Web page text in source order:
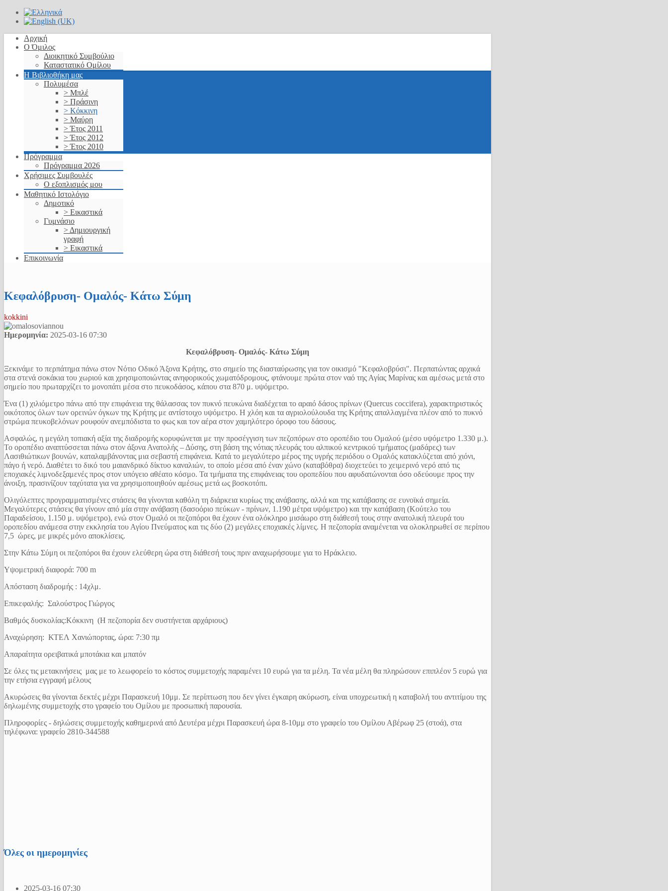
Αρχική
Ο Όμιλος
Διοικητικό Συμβούλιο
Καταστατικό Ομίλου
Η Βιβλιοθήκη μας
Πολυμέσα
> Μπλέ
> Πράσινη
> Κόκκινη
> Μαύρη
> Έτος 2011
> Έτος 2012
> Έτος 2010
Πρόγραμμα
Πρόγραμμα 2026
Χρήσιμες Συμβουλές
Ο εξοπλισμός μου
Μαθητικό Ιστολόγιο
Δημοτικό
> Εικαστικά
Γυμνάσιο
> Δημιουργική
γραφή
> Εικαστικά
Επικοινωνία
Κεφαλόβρυση- Ομαλός- Κάτω Σύμη
kokkini
Ημερομηνία: 2025-03-16 07:30
Κεφαλόβρυση- Ομαλός- Κάτω Σύμη
Ξεκινάμε το περπάτημα πάνω στον Νότιο Οδικό Άξονα Κρήτης, στο σημείο της διασταύρωσης για τον οικισμό "Κεφαλοβρύσι". Περπατώντας αρχικά
στα στενά σοκάκια του χωριού και χρησιμοποιώντας ανηφορικούς χωματόδρομους, φτάνουμε πρώτα στον ναό της Αγίας Μαρίνας και αμέσως μετά στο
σημείο που πρωταρχίζει το μονοπάτι μέσα στο πευκοδάσος, κάπου στα 870 μ. υψόμετρο.
Ένα (1) χιλιόμετρο πάνω από την επιφάνεια της θάλασσας τον πυκνό πευκώνα διαδέχεται το αραιό δάσος πρίνων (Quercus coccifera), χαρακτηριστικός
οικότοπος όλων των ορεινών όγκων της Κρήτης με αντίστοιχο υψόμετρο. Η χλόη και τα αγριολούλουδα της Κρήτης απαλλαγμένα πλέον από το πυκνό
στρώμα πευκοβελόνων ρουφούν ανεμπόδιστα το φως και τον αέρα στον χαμηλότερο όροφο του δάσους.
Ασφαλώς, η μεγάλη τοπιακή αξία της διαδρομής κορυφώνεται με την προσέγγιση των πεζοπόρων στο οροπέδιο του Ομαλού (μέσο υψόμετρο 1.330 μ.).
Το οροπέδιο αναπτύσσεται πάνω στον άξονα Ανατολής – Δύσης, στη βάση της νότιας πλευράς του αλπικού κεντρικού τμήματος (μαδάρες) των
Λασιθιώτικων βουνών, καταλαμβάνοντας μια σεβαστή επιφάνεια. Κατά το μεγαλύτερο μέρος της υγρής περιόδου ο Ομαλός κατακλύζεται από χιόνι,
πάγο ή νερό. Διαθέτει το δικό του μαιανδρικό δίκτυο καναλιών, το οποίο μέσα από έναν χώνο (καταβόθρα) διοχετεύει το χειμερινό νερό από τις
εποχιακές λιμνοδεξαμενές προς στον υπόγειο αθέατο κόσμο. Τα τμήματα της επιφάνειας του οροπεδίου που αφυδατώνονται όσο οδεύουμε προς την
άνοιξη, πρασινίζουν ταχύτατα για να χρησιμοποιηθούν αμέσως μετά ως βοσκοτόπι.
Ολιγόλεπτες προγραμματισμένες στάσεις θα γίνονται καθόλη τη διάρκεια κυρίως της ανάβασης, αλλά και της κατάβασης σε ευνοϊκά σημεία.
Μεγαλύτερες στάσεις θα γίνουν από μία στην ανάβαση (δασοόριο πεύκων - πρίνων, 1.190 μέτρα υψόμετρο) και την κατάβαση (Κούτελο του
Παραδείσου, 1.150 μ. υψόμετρο), ενώ στον Ομαλό οι πεζοπόροι θα έχουν ένα ολόκληρο μισάωρο στη διάθεσή τους στην ανατολική πλευρά του
οροπεδίου ανάμεσα στην εκκλησία του Αγίου Πνεύματος και τις δύο (2) μεγάλες εποχιακές λίμνες. Η πεζοπορία αναμένεται να ολοκληρωθεί σε περίπου
7,5 ώρες, με μικρές μόνο αποκλίσεις.
Στην Κάτω Σύμη οι πεζοπόροι θα έχουν ελεύθερη ώρα στη διάθεσή τους πριν αναχωρήσουμε για το Ηράκλειο.
Υψομετρική διαφορά: 700 m
Απόσταση διαδρομής : 14χλμ.
Επικεφαλής: Σαλούστρος Γιώργος
Βαθμός δυσκολίας:Κόκκινη (Η πεζοπορία δεν συστήνεται αρχάριους)
Αναχώρηση: ΚΤΕΛ Χανιώπορτας, ώρα: 7:30 πμ
Απαραίτητα ορειβατικά μποτάκια και μπατόν
Σε όλες τις μετακινήσεις μας με το λεωφορείο το κόστος συμμετοχής παραμένει 10 ευρώ για τα μέλη. Τα νέα μέλη θα πληρώσουν επιπλέον 5 ευρώ για
την ετήσια εγγραφή μέλους
Ακυρώσεις θα γίνονται δεκτές μέχρι Παρασκευή 10μμ. Σε περίπτωση που δεν γίνει έγκαιρη ακύρωση, είναι υποχρεωτική η καταβολή του αντιτίμου της
δηλωμένης συμμετοχής στο γραφείο του Ομίλου με προσωπική παρουσία.
Πληροφορίες - δηλώσεις συμμετοχής καθημερινά από Δευτέρα μέχρι Παρασκευή ώρα 8-10μμ στο γραφείο του Ομίλου Αβέρωφ 25 (στοά), στα
τηλέφωνα: γραφείο 2810-344588
Όλες οι ημερομηνίες
2025-03-16 07:30